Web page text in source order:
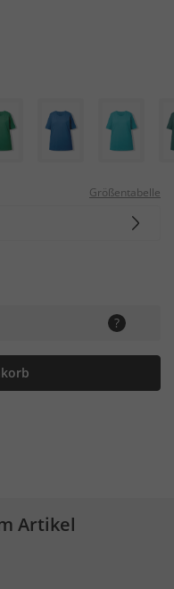
Größentabelle
Artikel